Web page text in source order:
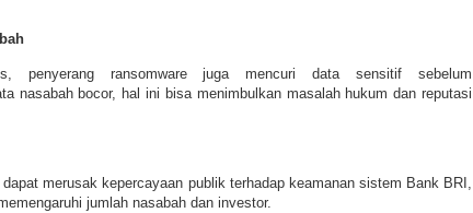
penyerang ransomware juga mencuri data sensitif sebelum
nasabah bocor, hal ini bisa menimbulkan masalah hukum dan reputasi
merusak kepercayaan publik terhadap keamanan sistem Bank BRI,
jumlah nasabah dan investor.